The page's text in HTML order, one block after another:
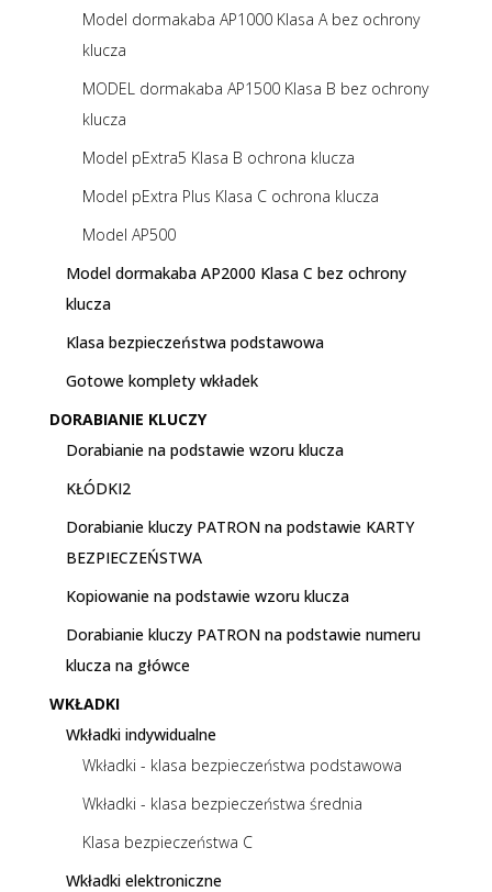
Model dormakaba AP1000 Klasa A bez ochrony
klucza
MODEL dormakaba AP1500 Klasa B bez ochrony
klucza
Model pExtra5 Klasa B ochrona klucza
Model pExtra Plus Klasa C ochrona klucza
Model AP500
Model dormakaba AP2000 Klasa C bez ochrony
klucza
Klasa bezpieczeństwa podstawowa
Gotowe komplety wkładek
DORABIANIE KLUCZY
Dorabianie na podstawie wzoru klucza
KŁÓDKI2
Dorabianie kluczy PATRON na podstawie KARTY
BEZPIECZEŃSTWA
Kopiowanie na podstawie wzoru klucza
Dorabianie kluczy PATRON na podstawie numeru
klucza na główce
WKŁADKI
Wkładki indywidualne
Wkładki - klasa bezpieczeństwa podstawowa
Wkładki - klasa bezpieczeństwa średnia
Klasa bezpieczeństwa C
Wkładki elektroniczne